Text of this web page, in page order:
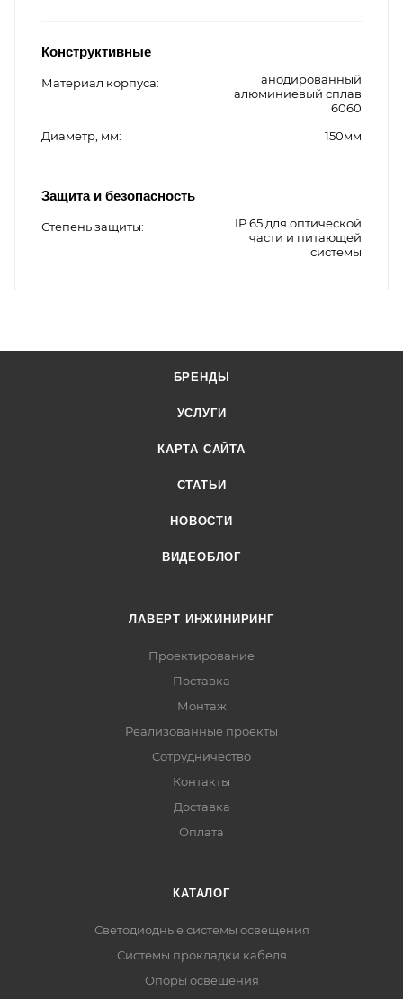
Конструктивные
Материал корпуса
анодированный
алюминиевый сплав
6060
Диаметр, мм
150мм
Защита и безопасность
Степень защиты
IP 65 для оптической
части и питающей
системы
БРЕНДЫ
УСЛУГИ
КАРТА САЙТА
СТАТЬИ
НОВОСТИ
ВИДЕОБЛОГ
ЛАВЕРТ ИНЖИНИРИНГ
Проектирование
Поставка
Монтаж
Реализованные проекты
Сотрудничество
Контакты
Доставка
Оплата
КАТАЛОГ
Светодиодные системы освещения
Системы прокладки кабеля
Опоры освещения